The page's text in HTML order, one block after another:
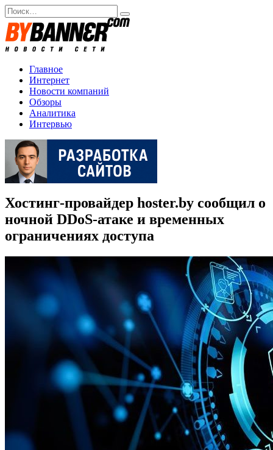
Перейти
к
содержанию
Search
for:
Главное
Интернет
Новости компаний
Обзоры
Аналитика
Интервью
Хостинг-провайдер hoster.by сообщил о
ночной DDoS-атаке и временных
ограничениях доступа